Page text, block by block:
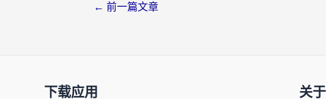
← 前一篇文章
下载应用 关